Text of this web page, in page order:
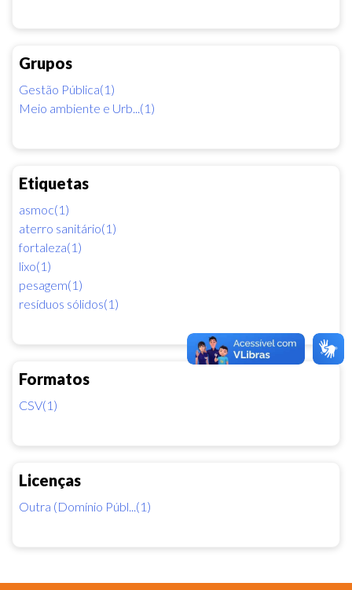
Grupos
Gestão Pública(1)
Meio ambiente e Urb...(1)
Etiquetas
asmoc(1)
aterro sanitário(1)
fortaleza(1)
lixo(1)
pesagem(1)
resíduos sólidos(1)
Formatos
CSV(1)
Licenças
Outra (Domínio Públ...(1)